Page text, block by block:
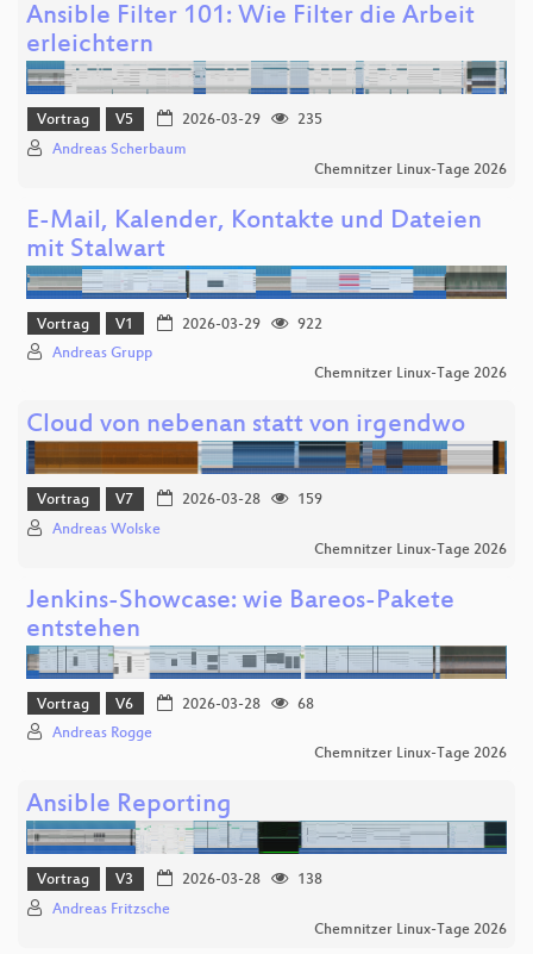
Ansible Filter 101: Wie Filter die Arbeit
erleichtern
Vortrag V5 2026-03-29
235
Andreas Scherbaum
Chemnitzer Linux-Tage 2026
E-Mail, Kalender, Kontakte und Dateien
mit Stalwart
Vortrag V1 2026-03-29
922
Andreas Grupp
Chemnitzer Linux-Tage 2026
Cloud von nebenan statt von irgendwo
Vortrag V7 2026-03-28
159
Andreas Wolske
Chemnitzer Linux-Tage 2026
Jenkins-Showcase: wie Bareos-Pakete
entstehen
Vortrag V6 2026-03-28
68
Andreas Rogge
Chemnitzer Linux-Tage 2026
Ansible Reporting
Vortrag V3 2026-03-28
138
Andreas Fritzsche
Chemnitzer Linux-Tage 2026